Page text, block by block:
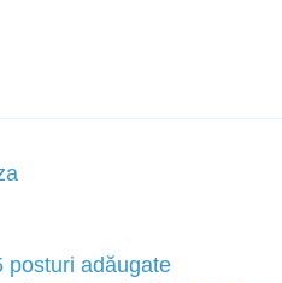
posturi adăugate